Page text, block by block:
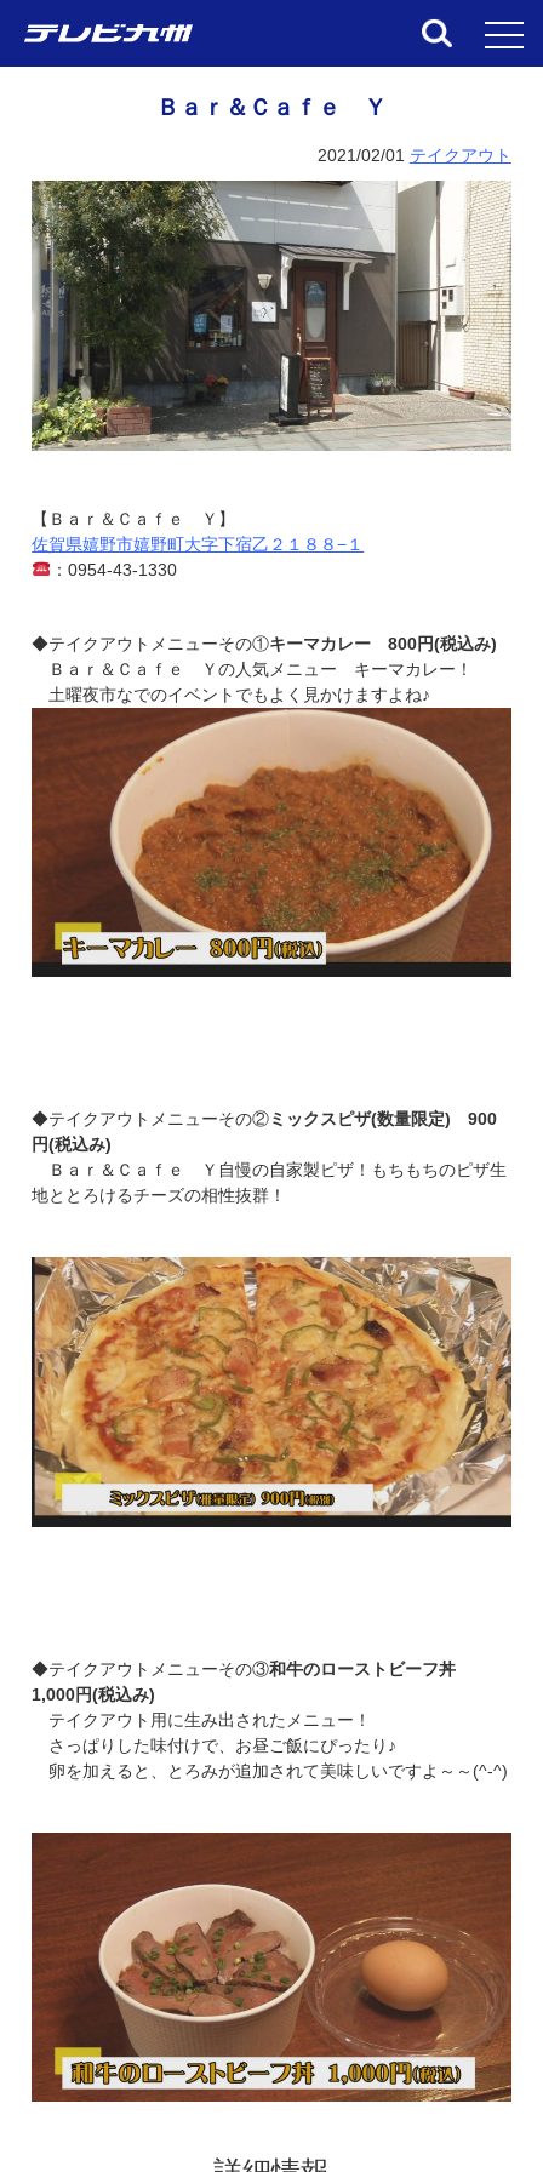
Ｂａｒ＆Ｃａｆｅ Ｙ
2021/02/01 テイクアウト
【Ｂａｒ＆Ｃａｆｅ Ｙ】
佐賀県嬉野市嬉野町大字下宿乙２１８８−１
： 0954-43-1330
◆テイクアウトメニューその①キーマカレー 800円(税込み)
Ｂａｒ＆Ｃａｆｅ Ｙの人気メニュー キーマカレー！
土曜夜市なでのイベントでもよく見かけますよね♪
◆テイクアウトメニューその② ミックスピザ(数量限定) 900
円(税込み)
Ｂａｒ＆Ｃａｆｅ Ｙ自慢の自家製ピザ！もちもちのピザ生
地ととろけるチーズの相性抜群！
◆テイクアウトメニューその③和牛のローストビーフ丼
1,000円(税込み)
テイクアウト用に生み出されたメニュー！
さっぱりした味付けで、お昼ご飯にぴったり♪
卵を加えると、とろみが追加されて美味しいですよ～～(^-^)